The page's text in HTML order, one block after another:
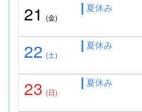
21 (金)
夏休み
22 (土)
夏休み
23 (日)
夏休み